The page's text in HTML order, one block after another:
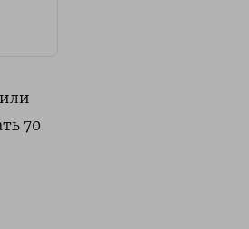
70